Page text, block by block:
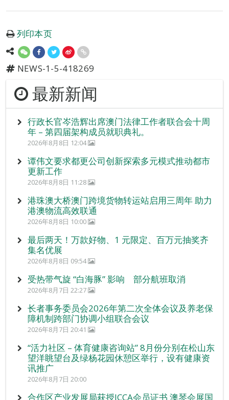
列印本页
NEWS-1-5-418269
最新新闻
行政长官岑浩辉出席澳门法律工作者联合会十周
年 – 第四届架构成员就职典礼。
2026年8月8日 12:04
谭伟文要求都更公司创新探索多元模式推动都市
更新工作
2026年8月8日 11:28
港珠澳大桥澳门跨境货物转运站启用三周年 助力
港澳物流高效联通
2026年8月8日 10:00
最后两天！万款好物、1 元限定、百万元抽奖齐
集名优展
2026年8月8日 09:54
受热带气旋 “白海豚” 影响 部分航班取消
2026年8月7日 22:27
长者事务委员会2026年第二次全体会议及养老保
障机制跨部门协调小组联合会议
2026年8月7日 20:41
“活力社区 – 体育健康咨询站” 8月份分别在松山东
望洋眺望台及绿杨花园休憩区举行，设有健康资
讯推广
2026年8月7日 20:00
合作区产业发展局获授ICCA会员证书 澳琴会展国